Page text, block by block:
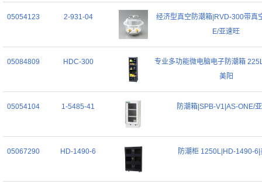
05054123 2-931-04
经济型真空防潮箱|RVD-300带真
E/亚速旺
05084809 HDC-300
专业多功能微电脑电子防潮箱
美阳
05054104 1-5485-41 防潮箱|SPB-V1|AS-ONE/
05067290 HD-1490-6 防潮柜 1250L|HD-1490-6|